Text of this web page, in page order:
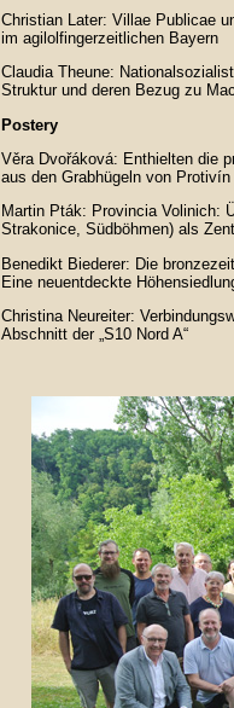
Christian Later: Villae Publicae
im agilolfingerzeitlichen Bayern
Claudia Theune:
Struktur und deren Bezug zu
Postery
Věra Dvořáková: Enthielten die
aus den Grabhügeln von
Martin Pták: Provincia Volinich:
Strakonice, Südböhmen) als
Benedikt Biederer: Die
Eine neuentdeckte
Christina Neureiter:
Abschnitt der „S10 Nord A“